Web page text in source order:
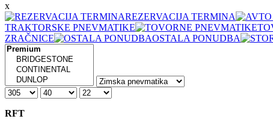
x
REZERVACIJA TERMINA
TRAKTORSKE PNEVMATIKE
ZRAČNICE
OSTALA PONUDBA
RFT